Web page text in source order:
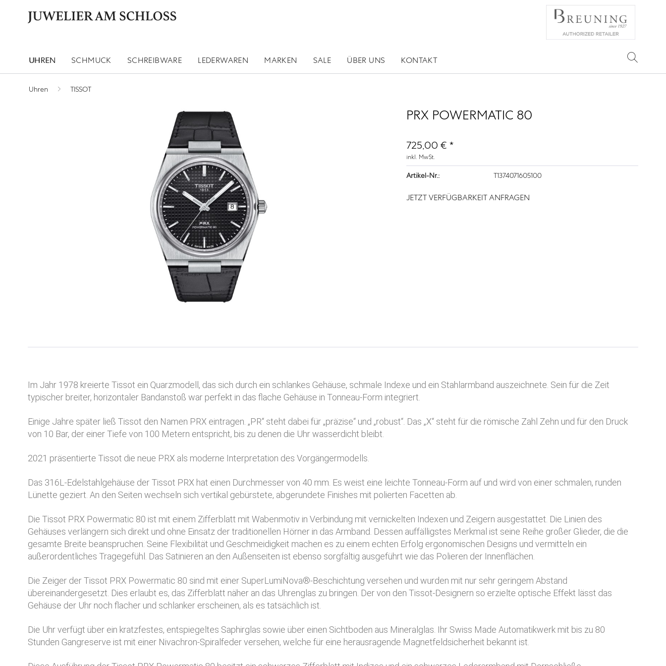
UHREN SCHMUCK SCHREIBWARE LEDERWAREN MARKEN SALE ÜBER UNS KONTAKT
Uhren TISSOT
PRX POWERMATIC 80
725,00 € *
inkl. MwSt.
Artikel-Nr.: T1374071605100
JETZT VERFÜGBARKEIT ANFRAGEN
Im Jahr 1978 kreierte Tissot ein Quarzmodell, das sich durch ein schlankes Gehäuse, schmale Indexe und ein Stahlarmband auszeichnete. Sein für die Zeit
typischer breiter, horizontaler Bandanstoß war perfekt in das flache Gehäuse in Tonneau-Form integriert.
Einige Jahre später ließ Tissot den Namen PRX eintragen. „PR“ steht dabei für „präzise“ und „robust“. Das „X“ steht für die römische Zahl Zehn und für den Druck
von 10 Bar, der einer Tiefe von 100 Metern entspricht, bis zu denen die Uhr wasserdicht bleibt.
2021 präsentierte Tissot die neue PRX als moderne Interpretation des Vorgängermodells.
Das 316L-Edelstahlgehäuse der Tissot PRX hat einen Durchmesser von 40 mm. Es weist eine leichte Tonneau-Form auf und wird von einer schmalen, runden
Lünette geziert. An den Seiten wechseln sich vertikal gebürstete, abgerundete Finishes mit polierten Facetten ab.
Die Tissot PRX Powermatic 80 ist mit einem Zifferblatt mit Wabenmotiv in Verbindung mit vernickelten Indexen und Zeigern ausgestattet. Die Linien des
Gehäuses verlängern sich direkt und ohne Einsatz der traditionellen Hörner in das Armband. Dessen auffälligstes Merkmal ist seine Reihe großer Glieder, die die
gesamte Breite beanspruchen. Seine Flexibilität und Geschmeidigkeit machen es zu einem echten Erfolg ergonomischen Designs und vermitteln ein
außerordentliches Tragegefühl. Das Satinieren an den Außenseiten ist ebenso sorgfältig ausgeführt wie das Polieren der Innenflächen.
Die Zeiger der Tissot PRX Powermatic 80 sind mit einer SuperLumiNova®-Beschichtung versehen und wurden mit nur sehr geringem Abstand
übereinandergesetzt. Dies erlaubt es, das Zifferblatt näher an das Uhrenglas zu bringen. Der von den Tissot-Designern so erzielte optische Effekt lässt das
Gehäuse der Uhr noch flacher und schlanker erscheinen, als es tatsächlich ist.
Die Uhr verfügt über ein kratzfestes, entspiegeltes Saphirglas sowie über einen Sichtboden aus Mineralglas. Ihr Swiss Made Automatikwerk mit bis zu 80
Stunden Gangreserve ist mit einer Nivachron-Spiralfeder versehen, welche für eine herausragende Magnetfeldsicherheit bekannt ist.